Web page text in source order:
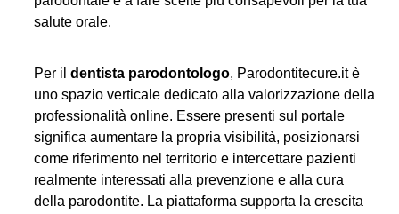
salute orale.
Per ildentista parodontologo, Parodontitecure.it è
uno spazio verticale dedicato alla valorizzazione della
professionalità online. Essere presenti sul portale
significa aumentare la propria visibilità, posizionarsi
come riferimento nel territorio e intercettare pazienti
realmente interessati alla prevenzione e alla cura
della parodontite. La piattaforma supporta la crescita